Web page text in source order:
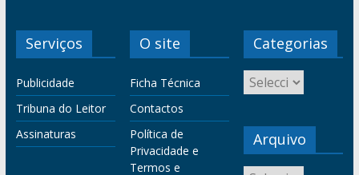
Serviços
Publicidade
Tribuna do Leitor
Assinaturas
O site
Ficha Técnica
Contactos
Política de
Privacidade e
Termos e
Categorias
Arquivo